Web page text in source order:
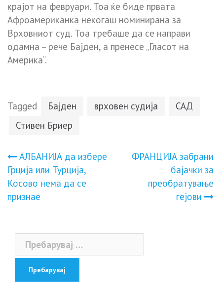
крајот на февруари. Тоа ќе биде првата
Афроамериканка некогаш номинирана за
Врховниот суд. Тоа требаше да се направи
одамна – рече Бајден, а пренесе „Гласот на
Америка“.
Tagged Бајден врховен судија
САД
Стивен Бриер
Навигација
на
напис
АЛБАНИЈА да избере
Грција или Турција,
Косово нема да се
признае
ФРАНЦИЈА забрани
бајачки за
преобратување
гејови
Пребарувај
за: